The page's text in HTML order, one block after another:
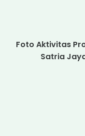
Foto Aktivitas
Satria